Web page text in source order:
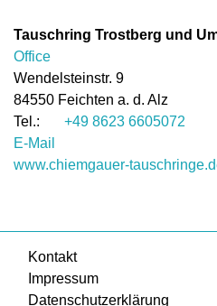
Tauschring Trostberg und
Office
Wendelsteinstr. 9
84550 Feichten a. d. Alz
+49 8623 6605072
E-Mail
www.chiemgauer-
Kontakt
Impressum
Datenschutzerklärung